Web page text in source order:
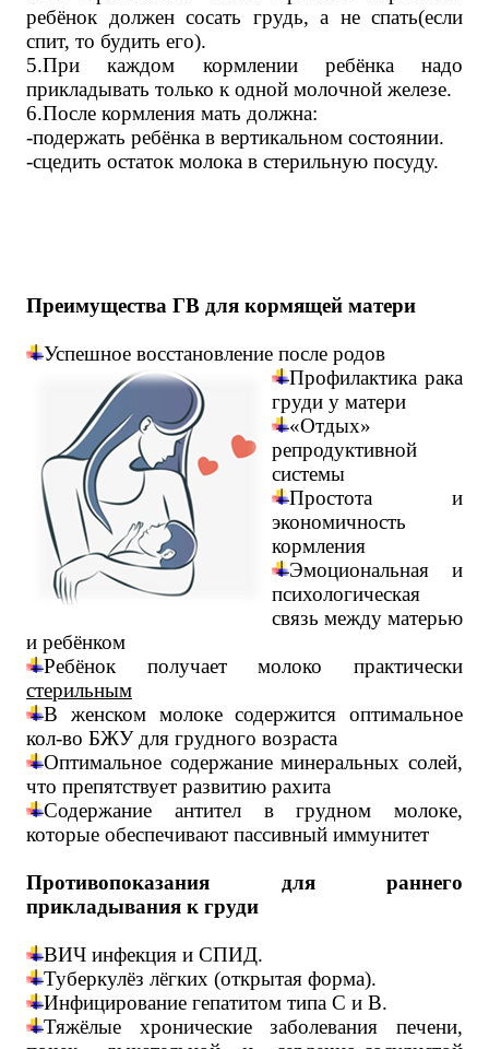
ребёнок должен сосать грудь, а не спать(если
спит, то будить его).
5.При каждом кормлении ребёнка надо
прикладывать только к одной молочной железе.
6.После кормления мать должна:
-подержать ребёнка в вертикальном состоянии.
-сцедить остаток молока в стерильную посуду.
Преимущества ГВ для кормящей матери
Успешное восстановление после родов
Профилактика рака
груди у матери
«Отдых»
репродуктивной
системы
Простота и
экономичность
кормления
Эмоциональная и
психологическая
связь между матерью
и ребёнком
Ребёнок получает молоко практически
стерильным
В женском молоке содержится оптимальное
кол-во БЖУ для грудного возраста
Оптимальное содержание минеральных солей,
что препятствует развитию рахита
Содержание антител в грудном молоке,
которые обеспечивают пассивный иммунитет
Противопоказания для раннего
прикладывания к груди
ВИЧ инфекция и СПИД.
Туберкулёз лёгких (открытая форма).
Инфицирование гепатитом типа С и В.
Тяжёлые хронические заболевания печени,